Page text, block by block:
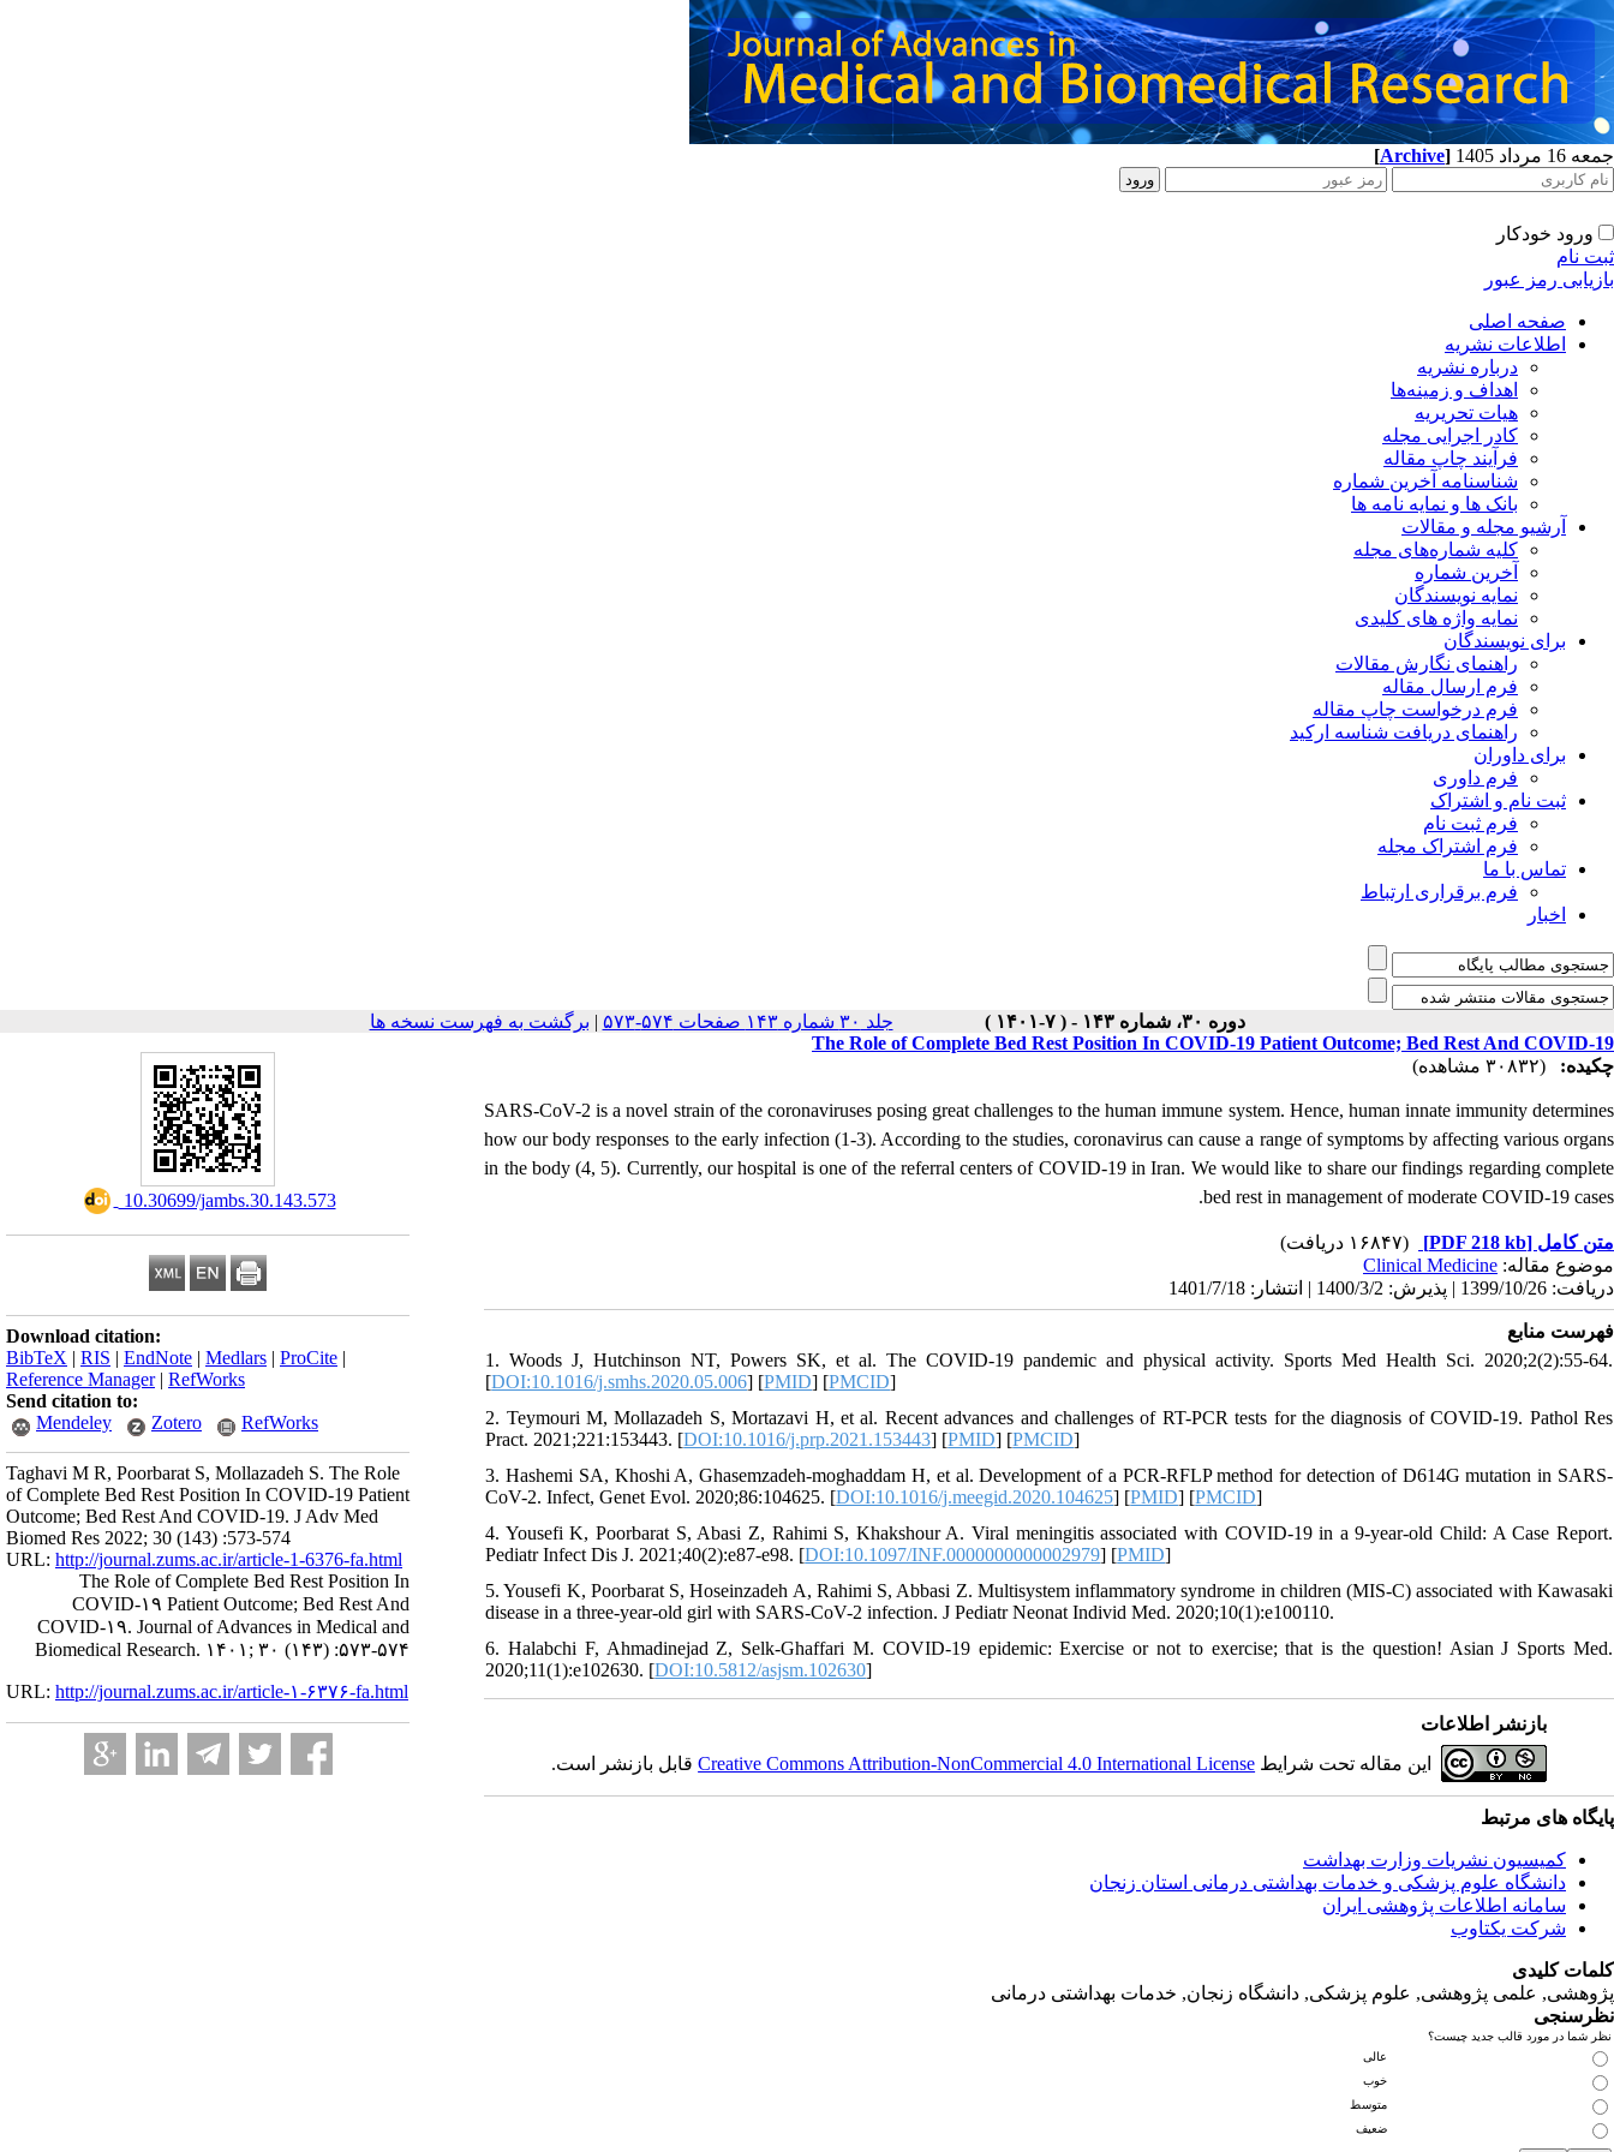
جمعه 16 مرداد 1405 [Archive]
ورود خودکار
ثبت نام
بازیابی رمز عبور
صفحه اصلی
اطلاعات نشریه
درباره نشریه
اهداف و زمینه‌ها
هیات تحریریه
کادر اجرایی مجله
فرآیند چاپ مقاله
شناسنامه آخرین شماره
بانک ها و نمایه نامه ها
آرشیو مجله و مقالات
کلیه شماره‌های مجله
آخرین شماره
نمایه نویسندگان
نمایه واژه های کلیدی
برای نویسندگان
راهنمای نگارش مقالات
فرم ارسال مقاله
فرم درخواست چاپ مقاله
راهنمای دریافت شناسه ارکید
برای داوران
فرم داوری
ثبت نام و اشتراک
فرم ثبت نام
فرم اشتراک مجله
تماس با ما
فرم برقراری ارتباط
اخبار
دوره ۳۰، شماره ۱۴۳ - ( ۷-۱۴۰۱ ) جلد ۳۰ شماره ۱۴۳ صفحات ۵۷۴-۵۷۳ | برگشت به فهرست نسخه ها
‎ 10.30699/jambs.30.143.573
Download citation:
BibTeX | RIS | EndNote | Medlars | ProCite |
Reference Manager| RefWorks
Send citation to:
Mendeley
Zotero RefWorks
Taghavi M R, Poorbarat S, Mollazadeh S. The Role
of Complete Bed Rest Position In COVID-19 Patient
Outcome; Bed Rest And COVID-19. J Adv Med
Biomed Res 2022; 30 (143) :573-574
URL: http://journal.zums.ac.ir/article-1-6376-fa.html
The Role of Complete Bed Rest Position In
COVID-۱۹ Patient Outcome; Bed Rest And
COVID-۱۹. Journal of Advances in Medical and
Biomedical Research. ۱۴۰۱; ۳۰ (۱۴۳) :۵۷۳-۵۷۴
URL: http://journal.zums.ac.ir/article-۱-۶۳۷۶-fa.html
The Role of Complete Bed Rest Position In COVID-19 Patient Outcome; Bed Rest And COVID-19
چکیده:
(۳۰۸۳۲ مشاهده)
SARS-CoV-2 is a novel strain of the coronaviruses posing great challenges to the human immune system. Hence, human innate immunity determines
how our body responses to the early infection (1-3). According to the studies, coronavirus can cause a range of symptoms by affecting various organs
in the body(4, 5). Currently, our hospital is one of the referral centers of COVID-19 in Iran. We would like to share our findings regarding complete
bed rest in management of moderate COVID-19 cases.
متن کامل [PDF 218 kb]
(۱۶۸۴۷ دریافت)
موضوع مقاله: Clinical Medicine
دریافت: 1399/10/26 | پذیرش: 1400/3/2 | انتشار: 1401/7/18
فهرست منابع
1. Woods J, Hutchinson NT, Powers SK, et al. The COVID-19 pandemic and physical activity. Sports Med Health Sci. 2020;2(2):55-64.
[DOI:10.1016/j.smhs.2020.05.006] [PMID] [PMCID]
2. Teymouri M, Mollazadeh S, Mortazavi H, et al. Recent advances and challenges of RT-PCR tests for the diagnosis of COVID-19. Pathol Res
Pract. 2021;221:153443. [DOI:10.1016/j.prp.2021.153443] [PMID] [PMCID]
3. Hashemi SA, Khoshi A, Ghasemzadeh-moghaddam H, et al. Development of a PCR-RFLP method for detection of D614G mutation in SARS-
CoV-2. Infect, Genet Evol. 2020;86:104625. [DOI:10.1016/j.meegid.2020.104625] [PMID] [PMCID]
4. Yousefi K, Poorbarat S, Abasi Z, Rahimi S, Khakshour A. Viral meningitis associated with COVID-19 in a 9-year-old Child: A Case Report.
Pediatr Infect Dis J. 2021;40(2):e87-e98. [DOI:10.1097/INF.0000000000002979] [PMID]
5. Yousefi K, Poorbarat S, Hoseinzadeh A, Rahimi S, Abbasi Z. Multisystem inflammatory syndrome in children (MIS-C) associated with Kawasaki
disease in a three-year-old girl with SARS-CoV-2 infection. J Pediatr Neonat Individ Med. 2020;10(1):e100110.
6. Halabchi F, Ahmadinejad Z, Selk-Ghaffari M. COVID-19 epidemic: Exercise or not to exercise; that is the question! Asian J Sports Med.
2020;11(1):e102630. [DOI:10.5812/asjsm.102630]
بازنشر اطلاعات
این مقاله تحت شرایط Creative Commons Attribution-NonCommercial 4.0 International Licenseقابل بازنشر است.
پایگاه های مرتبط
کمیسیون نشریات وزارت بهداشت
دانشگاه‌ علوم‌ پزشکی‌ و خدمات‌ بهداشتی‌ درمانی‌ استان‌ زنجان
سامانه اطلاعات پژوهشی ایران
شرکت یکتاوب
کلمات کلیدی
پژوهشی, علمی پژوهشی, علوم‌ پزشکی‌, دانشگاه زنجان, خدمات‌ بهداشتی‌ درمانی‌
نظرسنجی
نظر شما در مورد قالب جدید چیست؟
عالی
خوب
متوسط
ضعیف